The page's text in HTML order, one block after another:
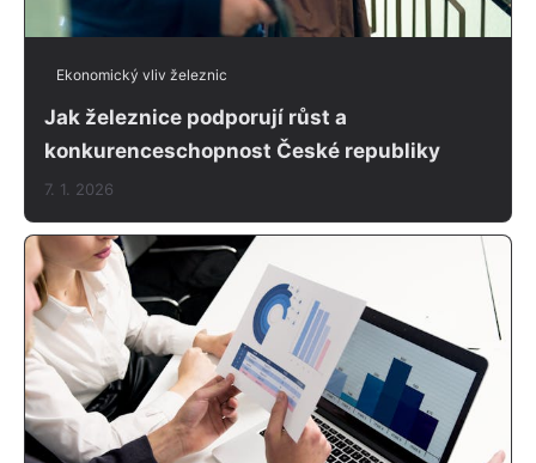
Ekonomický vliv železnic
Jak železnice podporují růst a
konkurenceschopnost České republiky
7. 1. 2026